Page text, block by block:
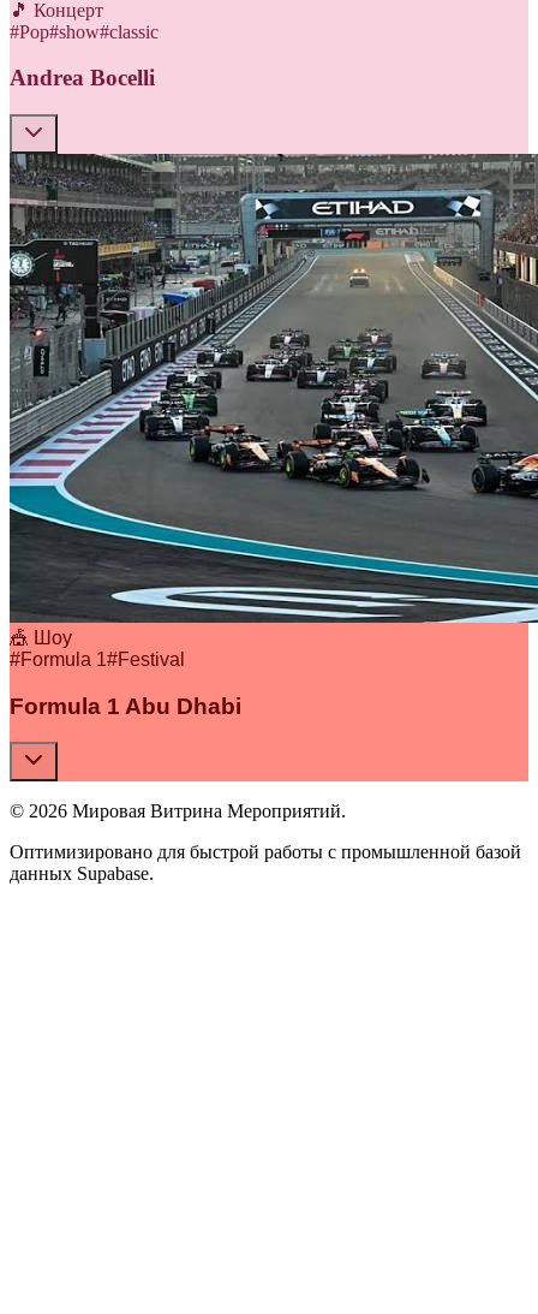
🎵 Концерт
#Pop#show#classic
Andrea Bocelli
🎪 Шоу
#Formula 1#Festival
Formula 1 Abu Dhabi
© 2026 Мировая Витрина Мероприятий.
Оптимизировано для быстрой работы с промышленной базой
данных Supabase.